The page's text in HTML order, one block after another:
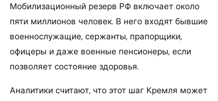
Мобилизационный резерв РФ включает около
пяти миллионов человек. В него входят бывшие
военнослужащие, сержанты, прапорщики,
офицеры и даже военные пенсионеры, если
позволяет состояние здоровья.
Аналитики считают, что этот шаг Кремля может